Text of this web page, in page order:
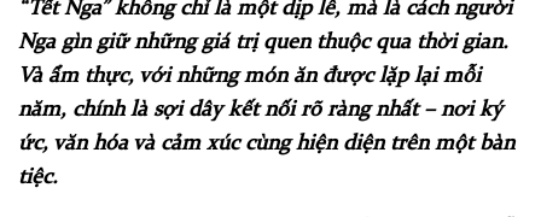
“Tết Nga” không chỉ là một dịp lễ, mà là cách người
Nga gìn giữ những giá trị quen thuộc qua thời gian.
Và ẩm thực, với những món ăn được lặp lại mỗi
năm, chính là sợi dây kết nối rõ ràng nhất – nơi ký
ức, văn hóa và cảm xúc cùng hiện diện trên một bàn
tiệc.